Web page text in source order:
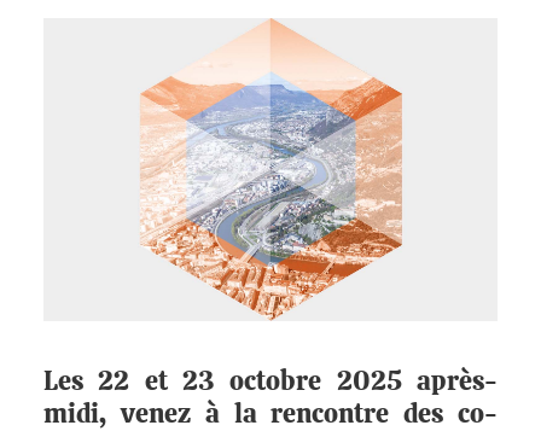
Les 22 et 23 octobre 2025 après-
midi, venez à la rencontre des co-